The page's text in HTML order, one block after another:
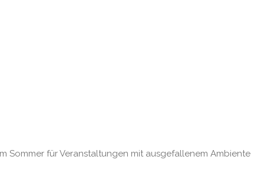
Sommer für Veranstaltungen mit ausgefallenem Ambiente